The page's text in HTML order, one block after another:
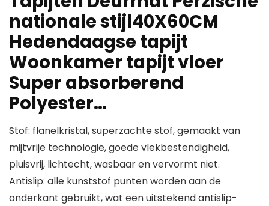
nationale stijl40X60CM
Hedendaagse tapijt
Woonkamer tapijt vloer
Super absorberend
Polyester…
Stof: flanelkristal, superzachte stof, gemaakt van
mijtvrije technologie, goede vlekbestendigheid,
pluisvrij, lichtecht, wasbaar en vervormt niet.
Antislip: alle kunststof punten worden aan de
onderkant gebruikt, wat een uitstekend antislip-